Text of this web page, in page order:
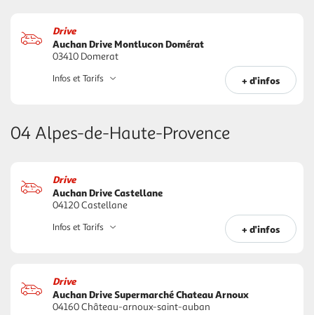
Drive
Auchan Drive Montlucon Domérat
03410 Domerat
+ d'infos
Infos et Tarifs
04 Alpes-de-Haute-Provence
Drive
Auchan Drive Castellane
04120 Castellane
+ d'infos
Infos et Tarifs
Drive
Auchan Drive Supermarché Chateau Arnoux
04160 Château-arnoux-saint-auban